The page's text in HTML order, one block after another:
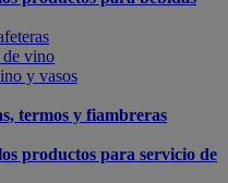
de vino
y vasos
termos y fiambreras
productos para servicio de